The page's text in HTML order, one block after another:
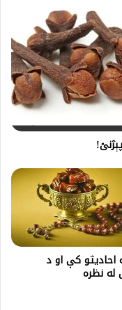
احاديثو کې او د
نظره